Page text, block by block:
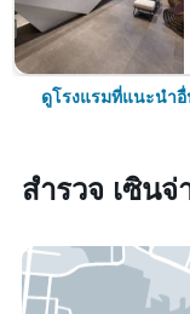
ดูโรงแรมที่แนะนำ
สำรวจ เซินจ่